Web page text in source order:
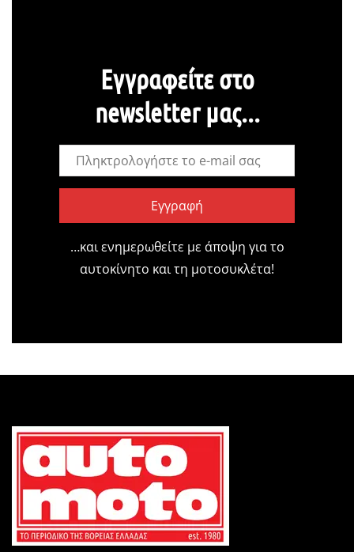
Εγγραφείτε στο
newsletter μας...
Εγγραφή
…και ενημερωθείτε με άποψη για το
αυτοκίνητο και τη μοτοσυκλέτα!